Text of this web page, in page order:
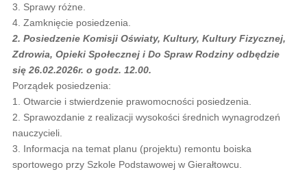
3. Sprawy różne.
4. Zamknięcie posiedzenia.
2. Posiedzenie Komisji Oświaty, Kultury, Kultury Fizycznej,
Zdrowia, Opieki Społecznej i Do Spraw Rodziny odbędzie
się 26.02.2026r. o godz. 12.00.
Porządek posiedzenia:
1. Otwarcie i stwierdzenie prawomocności posiedzenia.
2. Sprawozdanie z realizacji wysokości średnich wynagrodzeń
nauczycieli.
3. Informacja na temat planu (projektu) remontu boiska
sportowego przy Szkole Podstawowej w Gierałtowcu.